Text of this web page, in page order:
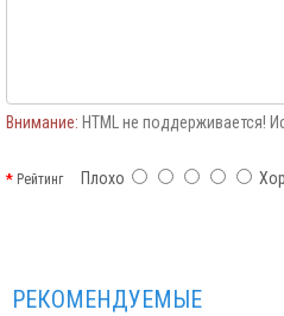
Внимание: HTML не поддерживается!
РейтингПлохо
РЕКОМЕНДУЕМЫЕ